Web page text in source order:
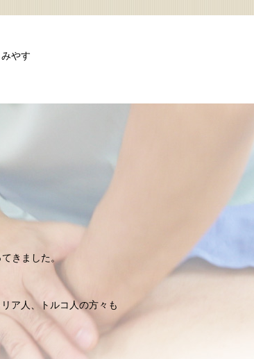
やす
きました。
ア人、トルコ人の方々も